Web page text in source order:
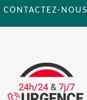
CONTACTEZ-NOUS